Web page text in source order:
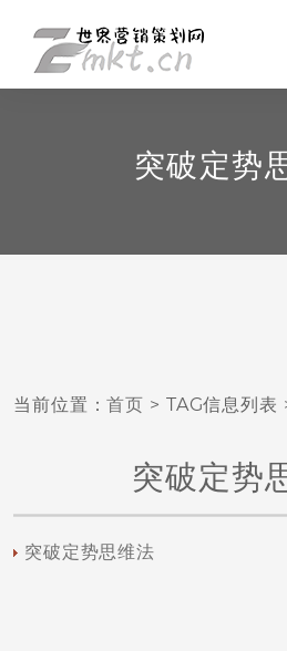
突破定势
当前位置：首页 > TAG信息列表
突破定势
突破定势思维法